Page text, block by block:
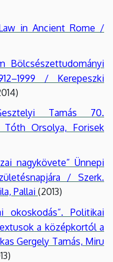
in Ancient Rome /
Bölcsészettudományi
/ Kerepeszki
Tamás 70.
Tóth Orsolya, Forisek
nagykövete” Ünnepi
/ Szerk.
Pallai (2013)
okoskodás”. Politikai
a középkortól a
Gergely Tamás, Miru